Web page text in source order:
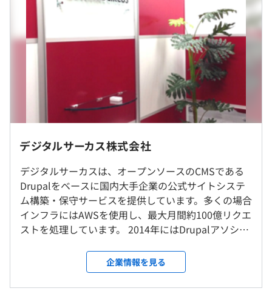
は最適な場所（南青山のオフィスor自宅など）で決まった
時間に働いています。ただし、チームがお客さまにしっか
りとサービスを提供できれば、メンバーの体調や都合にあ
わせてリモートワークやお休み、中抜けなどをチーム内で
調整することも可能です。
■エンジニアだけじゃない、豊富なキャリアパス
プロジェクトではプログラムの開発以外にも、お客様への
要望ヒアリングや資料作成、CMSの設定作業、品質管理
◆Drupal
PHPベースのオープンソースCMS Drupalをベースとして
様々な開発に携わっています。
https://www.dgcircus.com/works/drupal
またはリモートワーク
就業場所の変更範囲
オフィスまたはリモートワーク
＜変更範囲＞
変更なし
受動喫煙防止措置に関する事項
・能力給：スキルに応じて決定
・定額残業代：66,000円～（45時間分）
・リモートワーク手当：5,000円（条件有）
■通勤交通費：実費精算
■残業平均0～30時間/月
■賞与：業績賞与（業績により支給）10月
基本10：00～18：00＋前後どちらか1時間（実働8時間）
（休憩1時間）※状況によりご自身で選択可
休憩時間：基本60分 ※各々の自主性に任せています
平均残業時間：平均0-30時間／月 ※プロジェクトの状況
平均勤続年数
前年度の月平均所定外労働時間の実績
10.0時間
前年度の有給休暇の平均取得日数
20.0日
前事業年度の育児休業取得者数／出産者数
男性0人/0人
役員及び管理的地位にある者に占める女性の割合
デジタルサーカス株式会社
デジタルサーカスは、オープンソースのCMSである
Drupalをベースに国内大手企業の公式サイトシステ
ム構築・保守サービスを提供しています。多くの場合
インフラにはAWSを使用し、最大月間約100億リクエ
ストを処理しています。 2014年にはDrupalアソシエ
ーとして認定され、2024年にはDrupal認定パートナ
ーとして認証されました。 ■Drupalとは Drupalは世
界で最も普及しているオープンソースCMSの1つで
企業情報を見る